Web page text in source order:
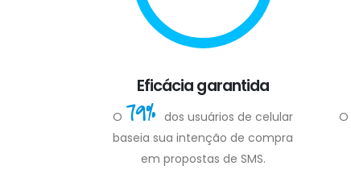
Eficácia garantida
O 79% dos usuários de celular
baseia sua intenção de compra
em propostas de SMS.
O